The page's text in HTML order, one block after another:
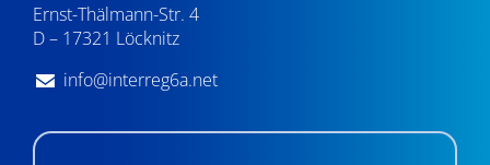
Ernst-Thälmann-Str. 4
D – 17321 Löcknitz
info@interreg6a.net